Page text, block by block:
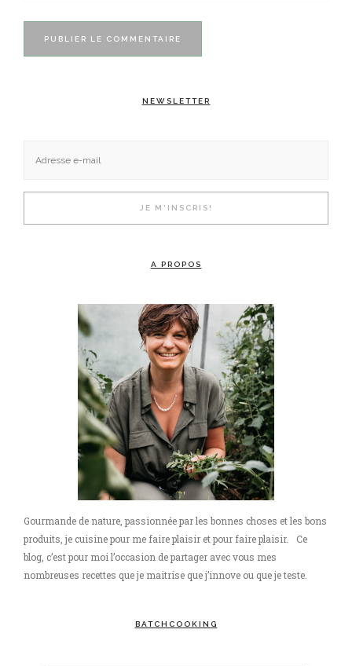
NEWSLETTER
A PROPOS
Gourmande de nature, passionnée par les bonnes choses et les bons
produits, je cuisine pour me faire plaisir et pour faire plaisir. Ce
blog, c’est pour moi l’occasion de partager avec vous mes
nombreuses recettes que je maitrise que j’innove ou que je teste.
BATCHCOOKING